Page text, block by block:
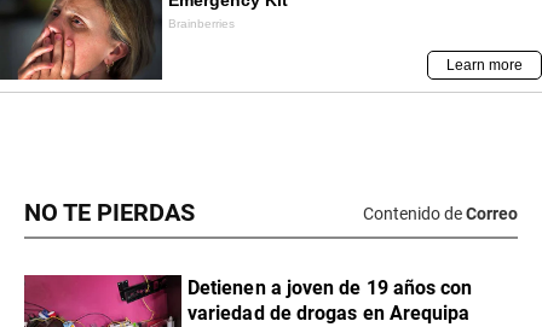
NO TE PIERDAS Contenido deCorreo
Detienen a joven de 19 años con
variedad de drogas en Arequipa